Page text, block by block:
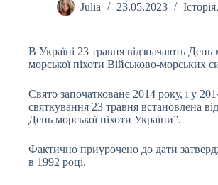
Julia 23.05.2023 Історія,
В Україні 23 травня відзначають День
морської піхоти Військово-морських
Свято започатковане 2014 року, і у
святкування 23 травня встановлена
День морської піхоти України”.
Фактично приурочено до дати
в 1992 році.